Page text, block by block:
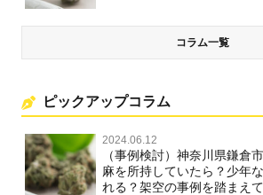
コラム一覧
ピックアップコラム
2024.06.12
（事例検討）神奈川県鎌倉
麻を所持していたら？少年
れる？架空の事例を踏まえ